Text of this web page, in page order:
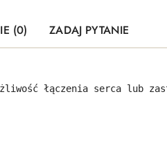
(0) ZADAJ PYTANIE
łączenia serca lub